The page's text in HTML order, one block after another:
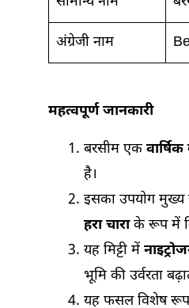
अंग्रेजी नाम
महत्वपूर्ण जानकारी
बरसीम एक
है।
इसका उपयोग
हरा चाराके रूप में
यह मिट्टी में
भूमि की उर्वरता
यह फसल विशेष